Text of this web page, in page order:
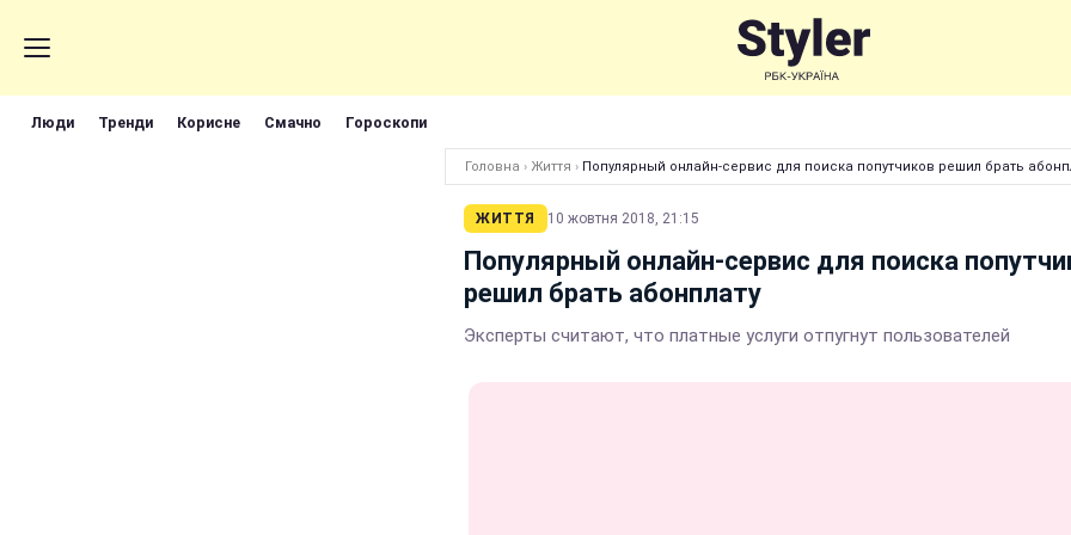
Люди Тренди Корисне Смачно Гороскопи
Головна › Життя › Популярный онлайн-сервис для поиска попутчиков решил брать
ЖИТТЯ 10 жовтня 2018, 21:15
Популярный онлайн-сервис для поиска
решил брать абонплату
Эксперты считают, что платные услуги отпугнут пользователей